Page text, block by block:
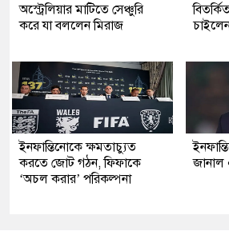
অস্ট্রেলিয়ার মাটিতে সেঞ্চুরি
করে যা বললেন মিরাজ
ইনফান্তিনোকে ক্ষমতাচ্যুত
করতে জোট গঠন, ফিফাকে
‘অচল করার’ পরিকল্পনা